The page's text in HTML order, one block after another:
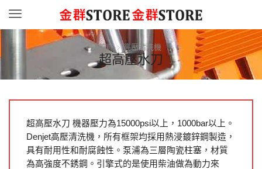
Menu
首頁 高壓清洗機
超高壓水刀
超高壓水刀 機器壓力為15000psi以上，1000bar以上。
Denjet高壓清洗機，所有框架均採用熱浸鍍鋅鋼製造，
具有耐用性和耐腐蝕性。泵浦為三層陶瓷柱塞，材質
為高強度不銹鋼。引擎式的是使用柴油做為動力來